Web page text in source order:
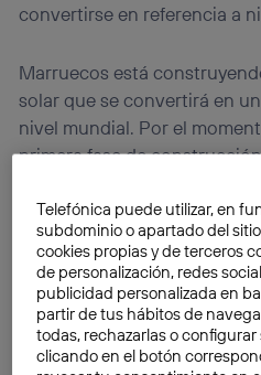
convertirse en referencia a
Marruecos está
solar que se convertirá en
nivel mundial. Por el
primera fase de
las operaciones. Se trata de
llegarán a tener una
ocuparán una superficie de
Esta potencia será
millón de hogares.
Telefónica puede utilizar, en
subdominio o apartado del
cookies propias y de terceros
de personalización, redes
publicidad personalizada en
partir de tus hábitos de
todas, rechazarlas o
clicando en el botón